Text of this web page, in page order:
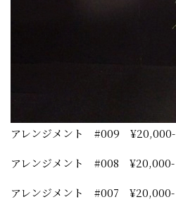
アレンジメント #009 ¥20,000-
アレンジメント #008 ¥20,000-
アレンジメント #007 ¥20,000-